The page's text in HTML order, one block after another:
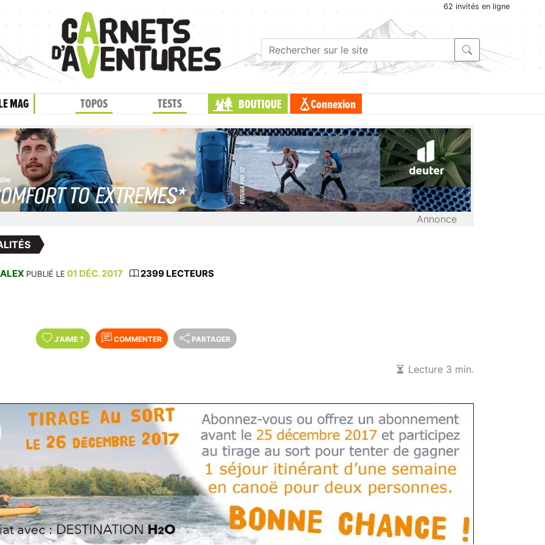
62 invités en ligne
MAG TOPOS TESTS BOUTIQUE Connexion
Annonce
ALEX PUBLIÉ LE 01 DÉC. 2017 2399 LECTEURS
J'AIME ? COMMENTER PARTAGER
Lecture 3 min.